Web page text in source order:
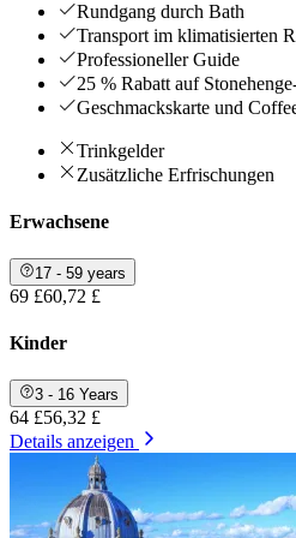
Rundgang durch Bath
Transport im klimatisierten
Professioneller Guide
25 % Rabatt auf
Geschmackskarte und
Trinkgelder
Zusätzliche Erfrischungen
Erwachsene
17 - 59 years
69 £60,72 £
Kinder
3 - 16 Years
64 £56,32 £
Details anzeigen